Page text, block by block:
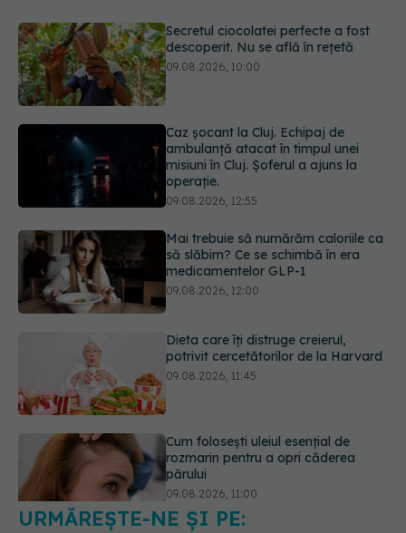
Secretul ciocolatei perfecte a fost
descoperit. Nu se află în rețetă
09.08.2026, 10:00
Caz șocant la Cluj. Echipaj de
ambulanță atacat în timpul unei
misiuni în Cluj. Șoferul a ajuns la
operație.
09.08.2026, 12:55
Mai trebuie să numărăm caloriile ca
să slăbim? Ce se schimbă în era
medicamentelor GLP-1
09.08.2026, 12:00
Dieta care îți distruge creierul,
potrivit cercetătorilor de la Harvard
09.08.2026, 11:45
Cum folosești uleiul esențial de
rozmarin pentru a opri căderea
părului
09.08.2026, 11:00
URMĂREȘTE-NE ȘI PE: